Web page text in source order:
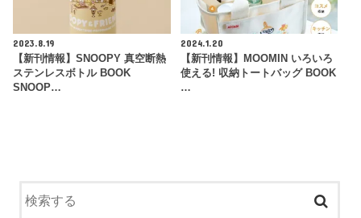
2023.8.19
【新刊情報】SNOOPY 真空断熱
ステンレスボトル BOOK
SNOOP…
2024.1.20
【新刊情報】MOOMIN いろいろ
使える! 収納トートバッグ BOOK
…